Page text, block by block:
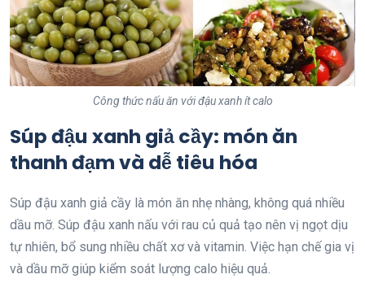
Công thức nấu ăn với đậu xanh ít calo
Súp đậu xanh giả cầy: món ăn
thanh đạm và dễ tiêu hóa
Súp đậu xanh giả cầy là món ăn nhẹ nhàng, không quá nhiều
dầu mỡ. Súp đậu xanh nấu với rau củ quả tạo nên vị ngọt dịu
tự nhiên, bổ sung nhiều chất xơ và vitamin. Việc hạn chế gia vị
và dầu mỡ giúp kiểm soát lượng calo hiệu quả.